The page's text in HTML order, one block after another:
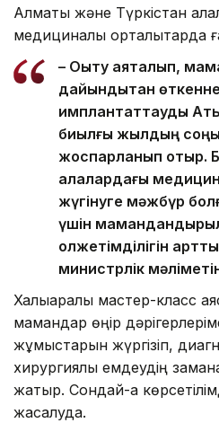
Алматы және Түркістан
медициналық орталықтарда
– Оқыту аяқталып,
дайындықтан
имплантаттауды
биылғы жылдың
жоспарланып отыр.
қалалардағы
жүгінуге мәжбүр
үшін
қолжетімділігін
министрлік
Халықаралық мастер-класс
мамандар өңір
жұмыстарын жүргізіп,
хирургиялық емдеудің
жатыр. Сондай-ақ
жасалуда.